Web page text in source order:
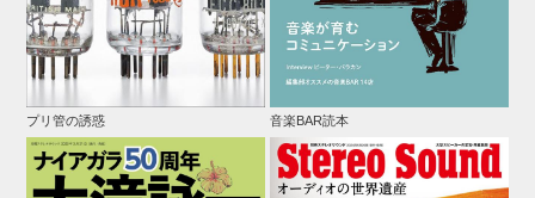
プリ管の誘惑 音楽BAR読本